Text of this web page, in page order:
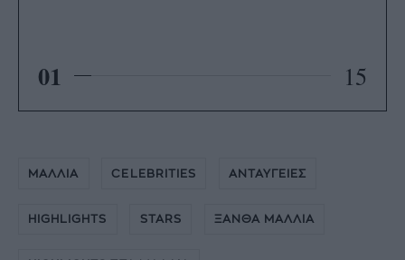
01 15
ΜΑΛΛΙΑ CELEBRITIES ΑΝΤΑΥΓΕΙΕΣ
HIGHLIGHTS STARS ΞΑΝΘΑ ΜΑΛΛΙΑ